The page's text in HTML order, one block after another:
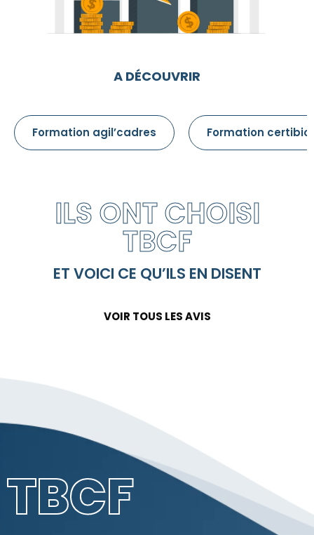
A DÉCOUVRIR
Formation agil’cadres Formation
ILS ONT CHOISI
TBCF
ET VOICI CE QU’ILS EN DISENT
VOIR TOUS LES AVIS
TBCF